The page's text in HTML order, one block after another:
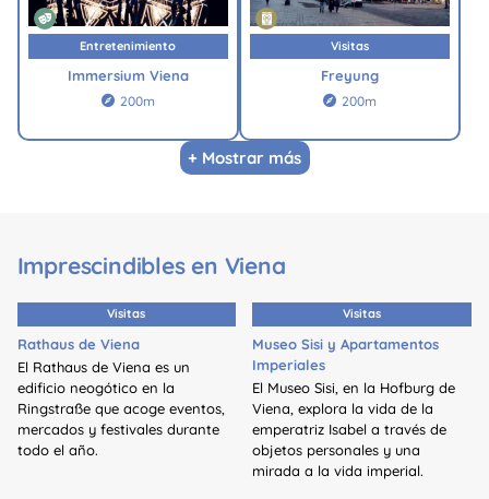
Entretenimiento
Immersium Viena
 200m
Visitas
Freyung
 200m
+ Mostrar más
Imprescindibles en Viena
Visitas
Rathaus de Viena
El Rathaus de Viena es un
edificio neogótico en la
Ringstraße que acoge eventos,
mercados y festivales durante
todo el año.
Visitas
Museo Sisi y Apartamentos
Imperiales
El Museo Sisi, en la Hofburg de
Viena, explora la vida de la
emperatriz Isabel a través de
objetos personales y una
mirada a la vida imperial.